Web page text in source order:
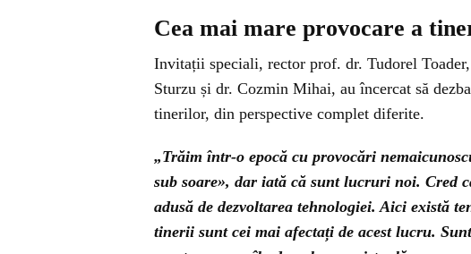
Cea mai mare provocare a
Invitații speciali, rector prof. dr. Tudorel
Sturzu și dr. Cozmin Mihai, au încercat să
tinerilor, din perspective complet diferite.
„Trăim într-o epocă cu provocări
sub soare», dar iată că sunt lucruri noi. Cred
adusă de dezvoltarea tehnologiei. Aici există
tinerii sunt cei mai afectați de acest lucru.